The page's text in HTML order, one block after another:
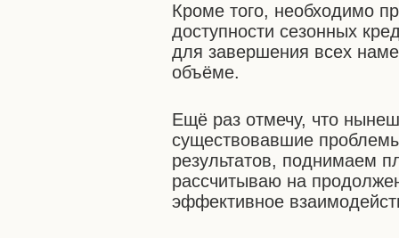
Кроме того, необходимо
доступности сезонных
для завершения всех
объёме.
Ещё раз отмечу, что
существовавшие
результатов, поднимаем
рассчитываю на
эффективное